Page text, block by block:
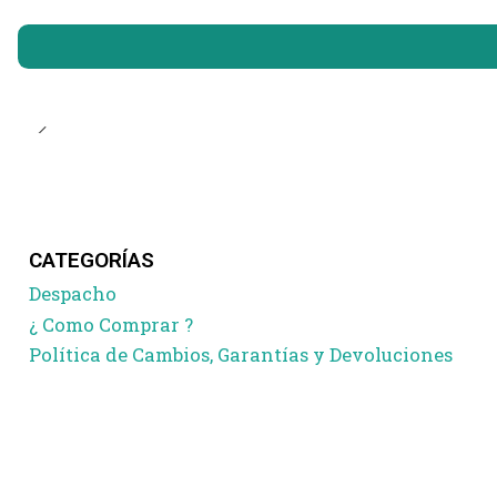
CATEGORÍAS
Despacho
¿ Como Comprar ?
Política de Cambios, Garantías y Devoluciones